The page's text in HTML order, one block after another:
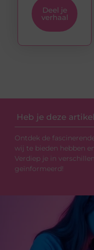
Deel je
verhaal
Heb je deze
Ontdek de
wij te bieden hebben
Verdiep je in
geïnformeerd!